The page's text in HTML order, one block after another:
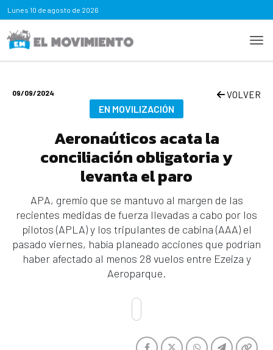
Lunes 10 de agosto de 2026
09/09/2024 VOLVER
EN MOVILIZACIÓN
Aeronaúticos acata la
conciliación obligatoria y
levanta el paro
APA, gremio que se mantuvo al margen de las
recientes medidas de fuerza llevadas a cabo por los
pilotos (APLA) y los tripulantes de cabina (AAA) el
pasado viernes, había planeado acciones que podrían
haber afectado al menos 28 vuelos entre Ezeiza y
Aeroparque.